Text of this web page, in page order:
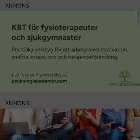
ANNONS
ANNONS